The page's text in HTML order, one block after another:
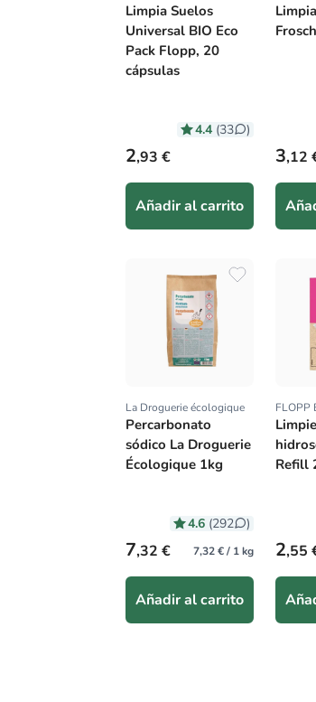
Limpia Suelos
Universal BIO Eco
Pack Flopp, 20
cápsulas
4.4 (33 )
Precio habitual
2,93 €
Añadir al carrito
3,12
Proveedor:
La Droguerie écologique
Percarbonato
sódico La Droguerie
Écologique 1kg
4.6 (292 )
Precio habitual
7,32 € 7,32 € / 1 kg
Añadir al carrito
FLOPP
Refill
2,55